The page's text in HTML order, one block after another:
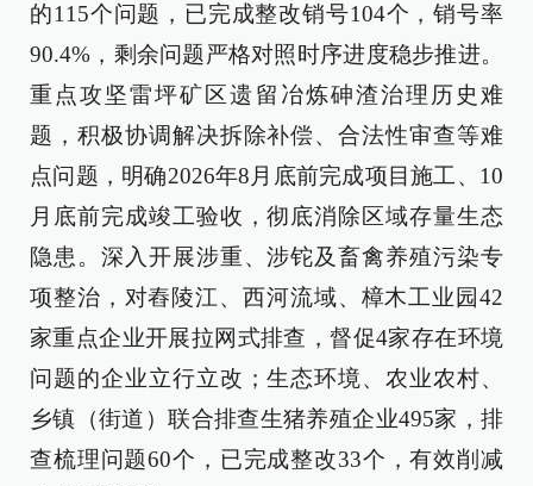
的115个问题，已完成整改销号104个，销号率
90.4%，剩余问题严格对照时序进度稳步推进。
重点攻坚雷坪矿区遗留冶炼砷渣治理历史难
题，积极协调解决拆除补偿、合法性审查等难
点问题，明确2026年8月底前完成项目施工、10
月底前完成竣工验收，彻底消除区域存量生态
隐患。深入开展涉重、涉铊及畜禽养殖污染专
项整治，对舂陵江、西河流域、樟木工业园42
家重点企业开展拉网式排查，督促4家存在环境
问题的企业立行立改；生态环境、农业农村、
乡镇（街道）联合排查生猪养殖企业495家，排
查梳理问题60个，已完成整改33个，有效削减